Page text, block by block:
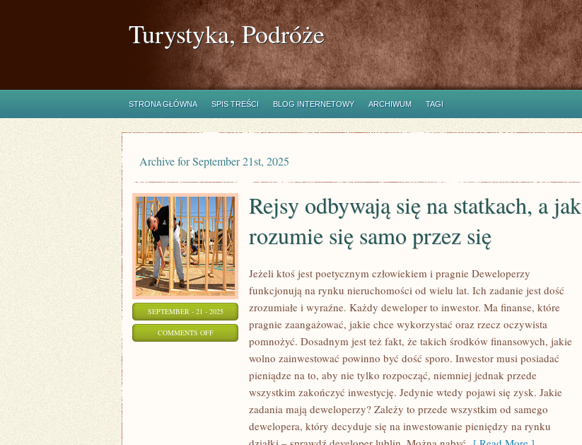
Turystyka, Podróże
STRONA GŁÓWNA SPIS TREŚCI BLOG INTERNETOWY ARCHIWUM TAGI
Archive for September 21st, 2025
SEPTEMBER - 21 - 2025
COMMENTS OFFON
Rejsy odbywają się na statkach, a jak
rozumie się samo przez się
Jeżeli ktoś jest poetycznym człowiekiem i pragnie Deweloperzy
funkcjonują na rynku nieruchomości od wielu lat. Ich zadanie jest dość
zrozumiałe i wyraźne. Każdy deweloper to inwestor. Ma finanse, które
pragnie zaangażować, jakie chce wykorzystać oraz rzecz oczywista
pomnożyć. Dosadnym jest też fakt, że takich środków finansowych, jakie
wolno zainwestować powinno być dość sporo. Inwestor musi posiadać
pieniądze na to, aby nie tylko rozpocząć, niemniej jednak przede
wszystkim zakończyć inwestycję. Jedynie wtedy pojawi się zysk. Jakie
zadania mają deweloperzy? Zależy to przede wszystkim od samego
dewelopera, który decyduje się na inwestowanie pieniędzy na rynku